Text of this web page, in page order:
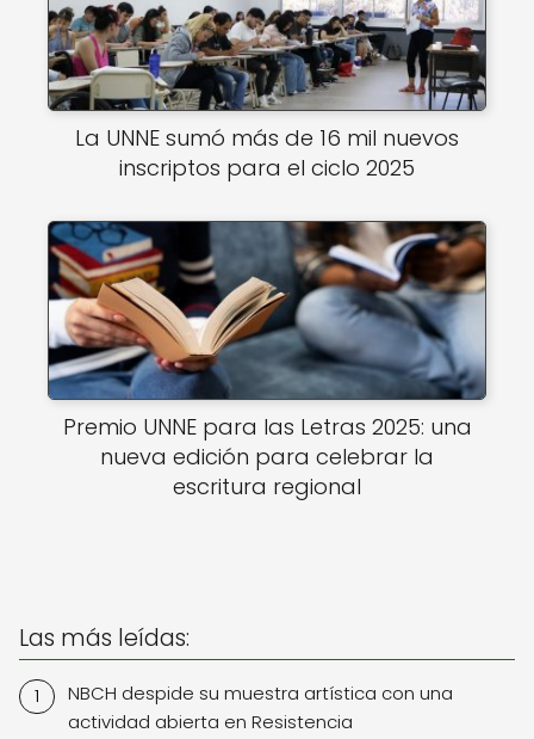
La UNNE sumó más de 16 mil nuevos
inscriptos para el ciclo 2025
Premio UNNE para las Letras 2025: una
nueva edición para celebrar la
escritura regional
Las más leídas:
NBCH despide su muestra artística con una
actividad abierta en Resistencia